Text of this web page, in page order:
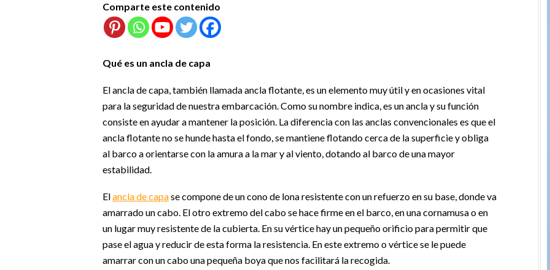
Comparte este contenido
Qué es un ancla de capa
El ancla de capa, también llamada ancla flotante, es un elemento muy útil y en ocasiones vital
para la seguridad de nuestra embarcación. Como su nombre indica, es un ancla y su función
consiste en ayudar a mantener la posición. La diferencia con las anclas convencionales es que el
ancla flotante no se hunde hasta el fondo, se mantiene flotando cerca de la superficie y obliga
al barco a orientarse con la amura a la mar y al viento, dotando al barco de una mayor
estabilidad.
Elancla de capase compone de un cono de lona resistente con un refuerzo en su base, donde va
amarrado un cabo. El otro extremo del cabo se hace firme en el barco, en una cornamusa o en
un lugar muy resistente de la cubierta. En su vértice hay un pequeño orificio para permitir que
pase el agua y reducir de esta forma la resistencia. En este extremo o vértice se le puede
amarrar con un cabo una pequeña boya que nos facilitará la recogida.